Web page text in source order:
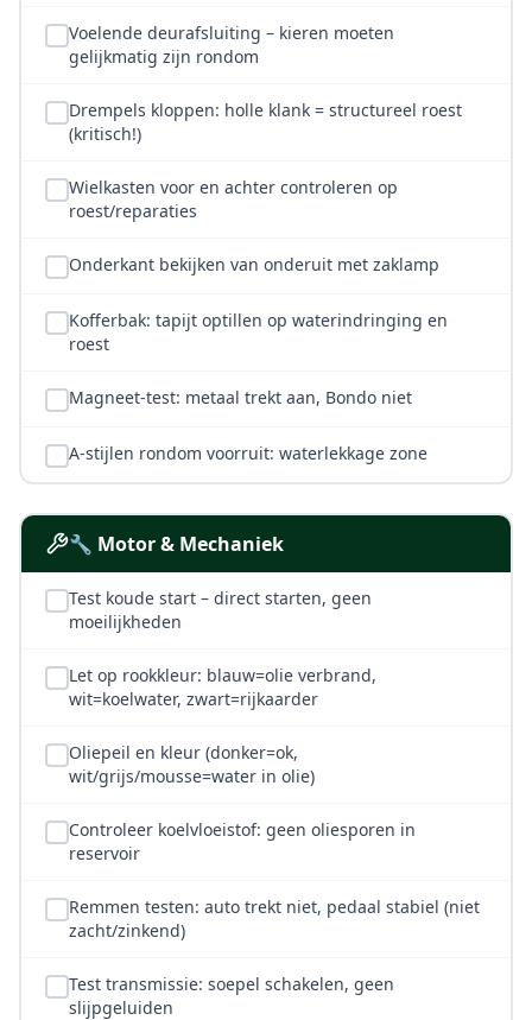
Voelende deurafsluiting – kieren moeten
gelijkmatig zijn rondom
Drempels kloppen: holle klank = structureel roest
(kritisch!)
Wielkasten voor en achter controleren op
roest/reparaties
Onderkant bekijken van onderuit met zaklamp
Kofferbak: tapijt optillen op waterindringing en
roest
Magneet-test: metaal trekt aan, Bondo niet
A-stijlen rondom voorruit: waterlekkage zone
🔧 Motor & Mechaniek
Test koude start – direct starten, geen
moeilijkheden
Let op rookkleur: blauw=olie verbrand,
wit=koelwater, zwart=rijkaarder
Oliepeil en kleur (donker=ok,
wit/grijs/mousse=water in olie)
Controleer koelvloeistof: geen oliesporen in
reservoir
Remmen testen: auto trekt niet, pedaal stabiel (niet
zacht/zinkend)
Test transmissie: soepel schakelen, geen
slijpgeluiden